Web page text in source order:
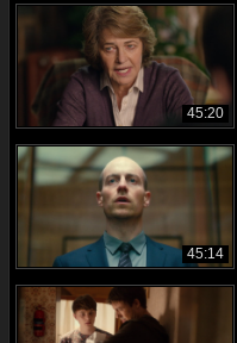
45:20
45:14